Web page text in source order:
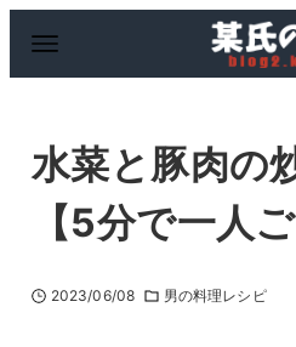
水菜と豚肉の
【5分で一人ご
2023/06/08 男の料理レシピ